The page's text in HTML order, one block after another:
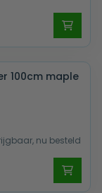
100cm maple
nu besteld